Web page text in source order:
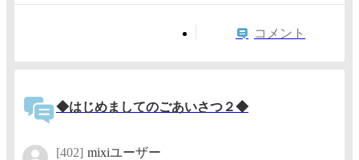
コメント
◆はじめましてのごあいさつ２◆
[402] mixiユーザー